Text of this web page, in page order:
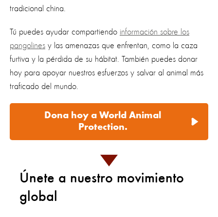
tradicional china.
Tú puedes ayudar compartiendo información sobre los
pangolines y las amenazas que enfrentan, como la caza
furtiva y la pérdida de su hábitat. También puedes donar
hoy para apoyar nuestros esfuerzos y salvar al animal más
traficado del mundo.
Dona hoy a World Animal
Protection.
Únete a nuestro movimiento
global